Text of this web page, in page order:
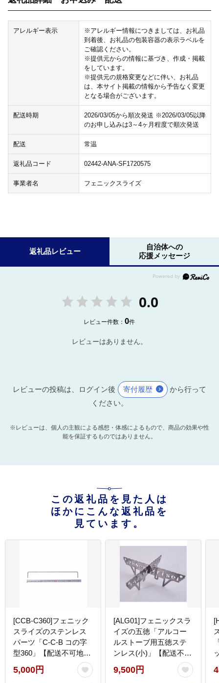
アレルギー表示
※アレルギー情報につきましては、お礼品
到着後、お礼品の包装容器の表示ラベルを
ご確認ください。
※提供元からの情報に基づき、作成・掲載
をしています。
※提供元の規格変更などに伴い、お礼品
は、本サイト掲載の情報から予告なく変更
となる場合がございます。
配送時期
2026/03/05から順次発送 ※2026/03/05以降
のお申し込みは3～4ヶ月程度で順次発送
配送 常温
返礼品コード 02442-ANA-SF1720575
事業者名 フェニックスライズ
返礼品レビュー
自治体への
応援メッセージ
0.0
レビュー件数：0件
レビューはありません。
レビューの投稿は、ログイン後 寄付履歴
から行って
ください。
※レビューは、個人の主観による感想・体感によるもので、商品の効果や性
能を保証するものではありません。
この返礼品を見た人は
ほかにこんな返礼品を
見ています。
[CCB-C360]フェニック
スライズのステンレス
パーツ「C-C-B コの字
型360」【配送不可地
域：離島・沖縄県】
5,000円
[ALG01]フェニックスラ
イズの五徳「アルコー
ルストーブ用五徳ステ
ンレス(小)」【配送不可
地域：離島・沖縄県】
9,500円